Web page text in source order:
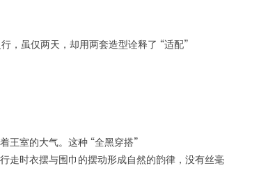
，虽仅两天，却用两套造型诠释了 “适配”
王室的大气。这种 “全黑穿搭”
走时衣摆与围巾的摆动形成自然的韵律，没有丝毫